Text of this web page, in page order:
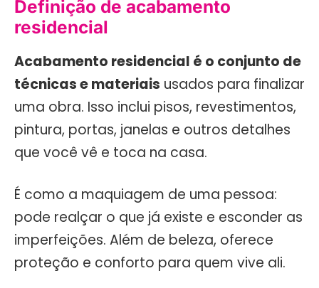
Definição de acabamento
residencial
Acabamento residencial é o conjunto de
técnicas e materiais usados para finalizar
uma obra. Isso inclui pisos, revestimentos,
pintura, portas, janelas e outros detalhes
que você vê e toca na casa.
É como a maquiagem de uma pessoa:
pode realçar o que já existe e esconder as
imperfeições. Além de beleza, oferece
proteção e conforto para quem vive ali.